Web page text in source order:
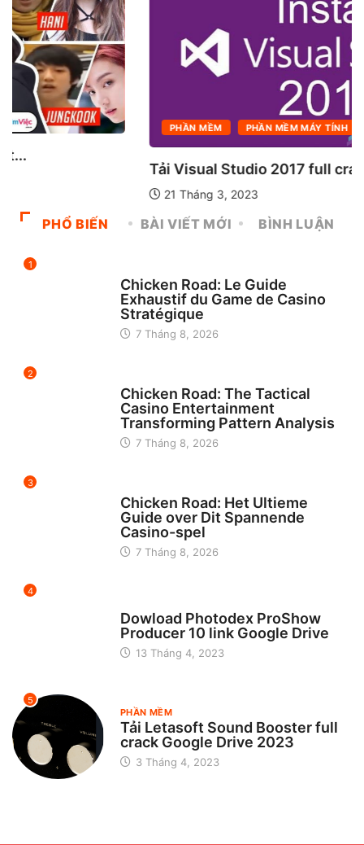
PHẦN MỀM PHẦN MỀM MÁY TÍNH
Tải Visual Studio 2017 full crack
PHỔ BIẾN BÀI VIẾT MỚI BÌNH LUẬN
1
Chicken Road: Le Guide
Exhaustif du Game de Casino
Stratégique
7 Tháng 8, 2026
2
Chicken Road: The Tactical
Casino Entertainment
Transforming Pattern Analysis
7 Tháng 8, 2026
3
Chicken Road: Het Ultieme
Guide over Dit Spannende
Casino-spel
7 Tháng 8, 2026
4
Dowload Photodex ProShow
Producer 10 link Google Drive
13 Tháng 4, 2023
5
PHẦN MỀM
Tải Letasoft Sound Booster full
crack Google Drive 2023
3 Tháng 4, 2023